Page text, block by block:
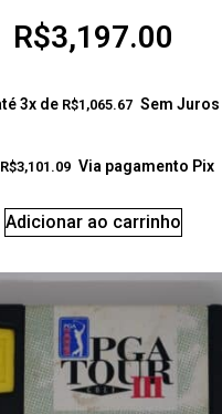
R$3,197.00
3x de R$1,065.67 Sem Juros
R$3,101.09 Via pagamento Pix
Adicionar ao carrinho